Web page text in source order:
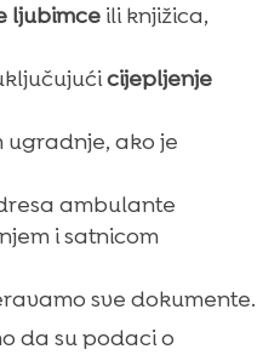
ljubimceili knjižica,
cijepljenje
ako je
ambulante
i satnicom
sve dokumente.
da su podaci o